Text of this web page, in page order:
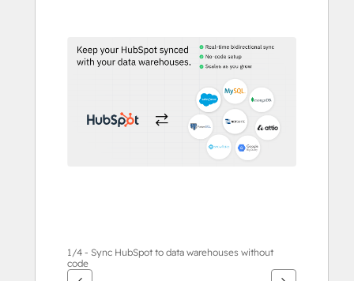
flecha
para
elementos
1/4 - Sync HubSpot to data warehouses without
code